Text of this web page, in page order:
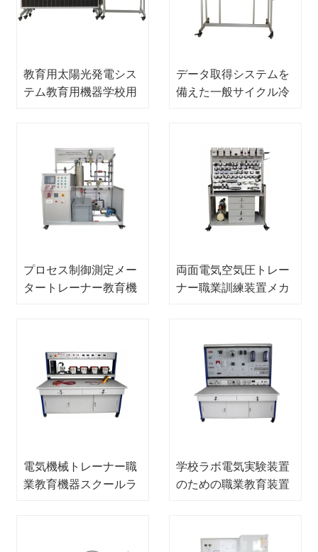
教育用太陽光発電シス
テム教育用機器学校用
データ取得システムを
備えた一般サイクル冷
ングキット
プロセス制御測定メー
タートレーナー教育機
両面電気空気圧トレー
ナー職業訓練装置メカ
電気機械トレーナー職
業教育機器スクールラ
学校ラボ電気実験装置
のための職業教育装置